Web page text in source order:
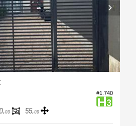
#1.740
00 55,00